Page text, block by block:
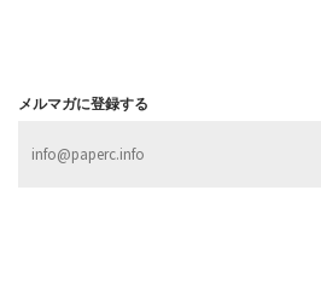
メルマガに登録する